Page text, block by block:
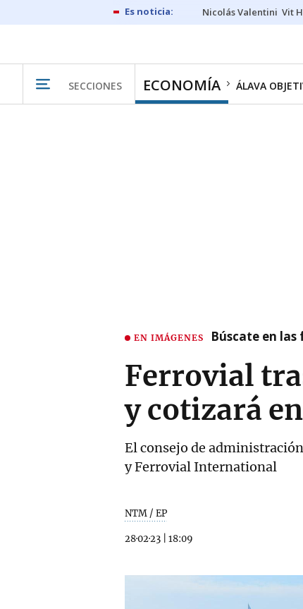
Nicolás Valentini Vit
SECCIONES ECONOMÍA ÁLAVA
EN IMÁGENES Búscate en
Ferrovial
y cotizará
El consejo de
y Ferrovial International
NTM / EP
28·02·23 18:09